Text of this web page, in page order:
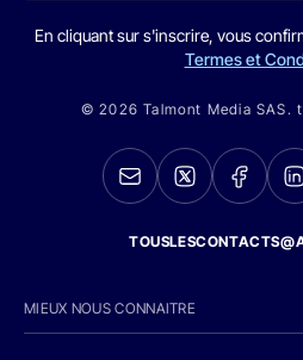
En cliquant sur s'inscrire, vous
Termes et
© 2026 Talmont Media SAS.
MIEUX NOUS CONNAITRE